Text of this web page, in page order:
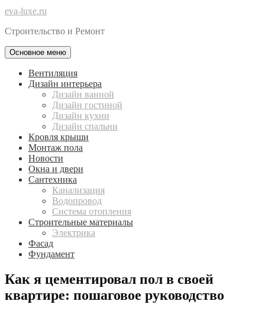
eva-luxe.ru
Строительство и Ремонт
Основное меню
Вентиляция
Дизайн интерьера
Дизайн ванной
Дизайн гостиной
Дизайн кухни
Дизайн спальни
Кровля крыши
Монтаж пола
Новости
Окна и двери
Сантехника
Канализация
Водопровод
Система отопления
Строительные материалы
Электрика
Фасад
Фундамент
Как я цементировал пол в своей
квартире: пошаговое руководство